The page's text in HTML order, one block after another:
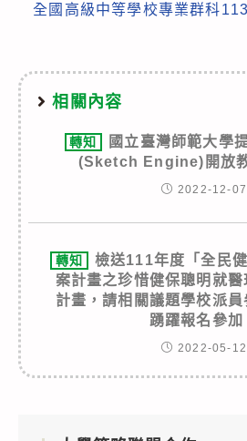
全國高級中等學校專業群科
相關內容
轉知
國立臺灣師範大學
(Sketch Engine)開放
2022-12-07
轉知
檢送111年度「全民
案計畫之珍惜健保聰明就
計畫，請相關議題學校派
踴躍報名參加
2022-05-12